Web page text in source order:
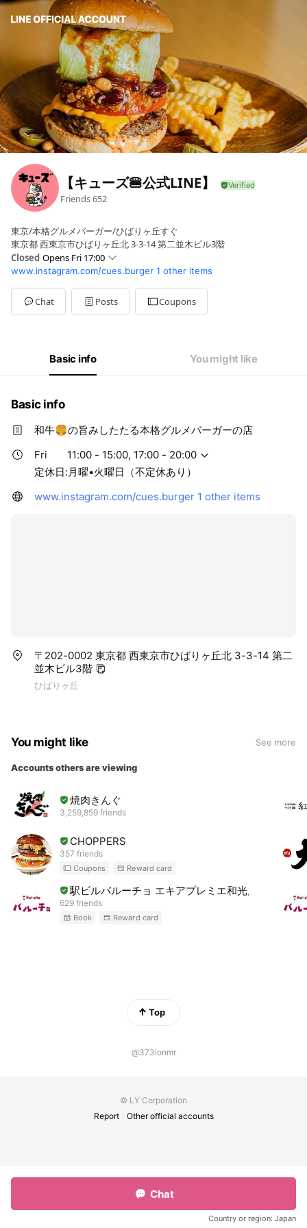
【キューズ🍔公式LINE】
Friends652
東京/本格グルメバーガー/ひばりヶ丘すぐ
東京都 西東京市ひばりヶ丘北 3-3-14 第二並木ビル3階
Closed Opens Fri 17:00
Sun11:00 - 15:00
MonClosed
TueClosed
Wed11:00 - 15:00
11:00 - 15:00
定休日:月曜•火曜日（不定休あり）
www.instagram.com/cues.burger 1 other items
Chat Posts Coupons
Basic info You might like
Basic info
和牛🍔の旨みしたたる本格グルメバーガーの店
Fri
11:00 - 15:00, 17:00 - 20:00
定休日:月曜•火曜日（不定休あり）
www.instagram.com/cues.burger 1 other items
〒202-0002 東京都 西東京市ひばりヶ丘北 3-3-14 第二
並木ビル3階
ひばりヶ丘
You might like See more
Accounts others are viewing
焼肉きんぐ
3,259,859 friends
CHOPPERS
357 friends
Coupons Reward card
駅ビルバルーチョ エキアプレミエ和光店
629 friends
Book Reward card
Top
@373ionmr
© LY Corporation
Report
Other official accounts
Chat
Country or region: Japan